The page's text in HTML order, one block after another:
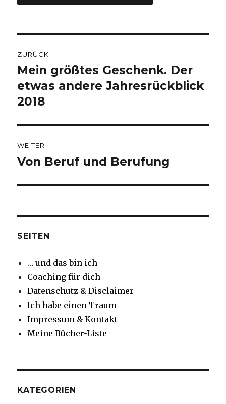
ZURÜCK
Vorheriger
Beitrag:
Mein größtes Geschenk. Der
etwas andere Jahresrückblick
2018
WEITER
Nächster
Von Beruf und Berufung
SEITEN
… und das bin ich
Coaching für dich
Datenschutz & Disclaimer
Ich habe einen Traum
Impressum & Kontakt
Meine Bücher-Liste
KATEGORIEN